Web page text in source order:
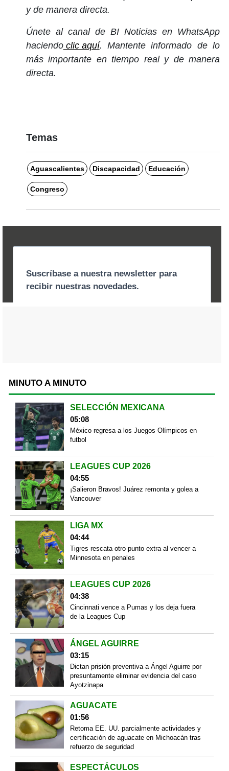
y de manera directa.
Únete al canal de BI Noticias en WhatsApp
haciendoclic aquí. Mantente informado de lo
más importante en tiempo real y de manera
directa.
Temas
Aguascalientes Discapacidad Educación
Congreso
MINUTO A MINUTO
SELECCIÓN MEXICANA
05:08
México regresa a los Juegos Olímpicos en
futbol
LEAGUES CUP 2026
04:55
¡Salieron Bravos! Juárez remonta y golea a
Vancouver
LIGA MX
04:44
Tigres rescata otro punto extra al vencer a
Minnesota en penales
LEAGUES CUP 2026
04:38
Cincinnati vence a Pumas y los deja fuera
de la Leagues Cup
ÁNGEL AGUIRRE
03:15
Dictan prisión preventiva a Ángel Aguirre por
presuntamente eliminar evidencia del caso
Ayotzinapa
AGUACATE
01:56
Retoma EE. UU. parcialmente actividades y
certificación de aguacate en Michoacán tras
refuerzo de seguridad
ESPECTÁCULOS